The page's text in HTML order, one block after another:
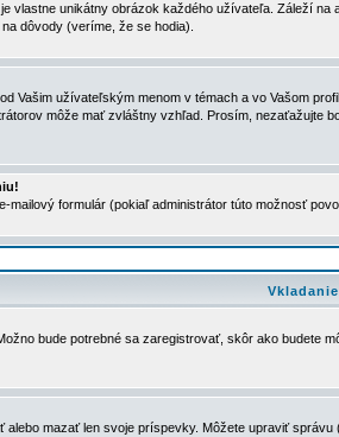
unikátny obrázok každého užívateľa. Záleží
dôvody (veríme, že se hodia).
Vašim užívateľským menom v témach a vo Vašom
môže mať zvláštny vzhľad. Prosím,
formulár (pokiaľ administrátor túto možnosť
bude potrebné sa zaregistrovať, skôr ako budete
mazať len svoje príspevky. Môžete upraviť